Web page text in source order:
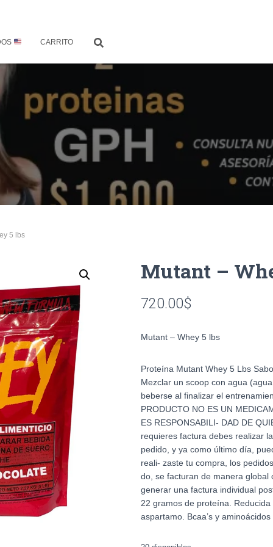
CARRITO
5 lbs
Mutant –
720.00$
Mutant – Whey 5 lbs
Proteína Mutant Whey 5 Lbs
Mezclar un scoop con agua
beberse al finalizar el
PRODUCTO NO ES UN
ES RESPONSABILI- DAD DE
requieres factura debes realizar
pedido, y ya como último día,
reali- zaste tu compra, los
do, se facturan de manera global
generar una factura individual
22 gramos de proteína.
aspartamo. Bcaa’s y